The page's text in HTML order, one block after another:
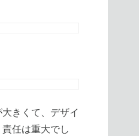
きくて、デザイ
任は重大でし